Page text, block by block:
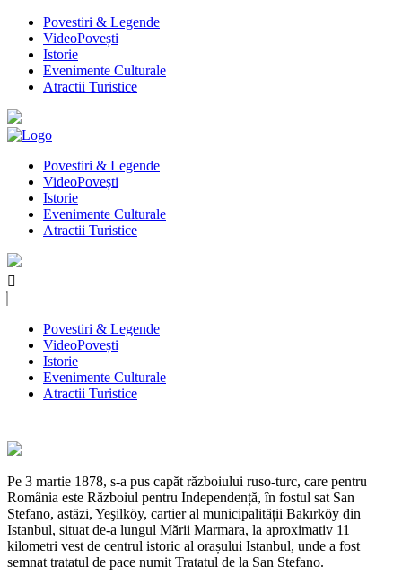
Povestiri & Legende
VideoPovești
Istorie
Evenimente Culturale
Atractii Turistice
Povestiri & Legende
VideoPovești
Istorie
Evenimente Culturale
Atractii Turistice
Povestiri & Legende
VideoPovești
Istorie
Evenimente Culturale
Atractii Turistice
Pe 3 martie 1878, s-a pus capăt războiului ruso-turc, care pentru
România este Războiul pentru Independență, în fostul sat San
Stefano, astăzi, Yeşilköy, cartier al municipalității Bakırköy din
Istanbul, situat de-a lungul Mării Marmara, la aproximativ 11
kilometri vest de centrul istoric al orașului Istanbul, unde a fost
semnat tratatul de pace numit Tratatul de la San Stefano.